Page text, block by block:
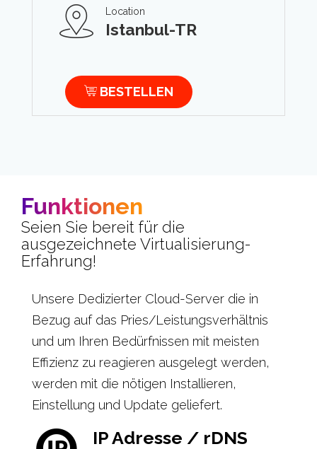
Location
Istanbul-TR
BESTELLEN
Funktionen
Seien Sie bereit für die
ausgezeichnete Virtualisierung-
Erfahrung!
Unsere Dedizierter Cloud-Server die in
Bezug auf das Pries/Leistungsverhältnis
und um Ihren Bedürfnissen mit meisten
Effizienz zu reagieren ausgelegt werden,
werden mit die nötigen Installieren,
Einstellung und Update geliefert.
IP Adresse / rDNS